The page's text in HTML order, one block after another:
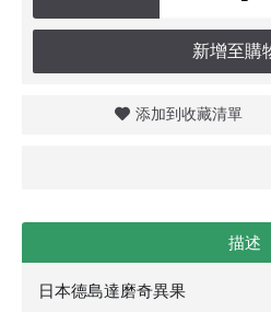
新增至購
添加到收藏清單
描述
日本德島達磨奇異果